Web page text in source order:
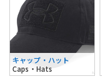
キャップ・ハット
Caps・Hats